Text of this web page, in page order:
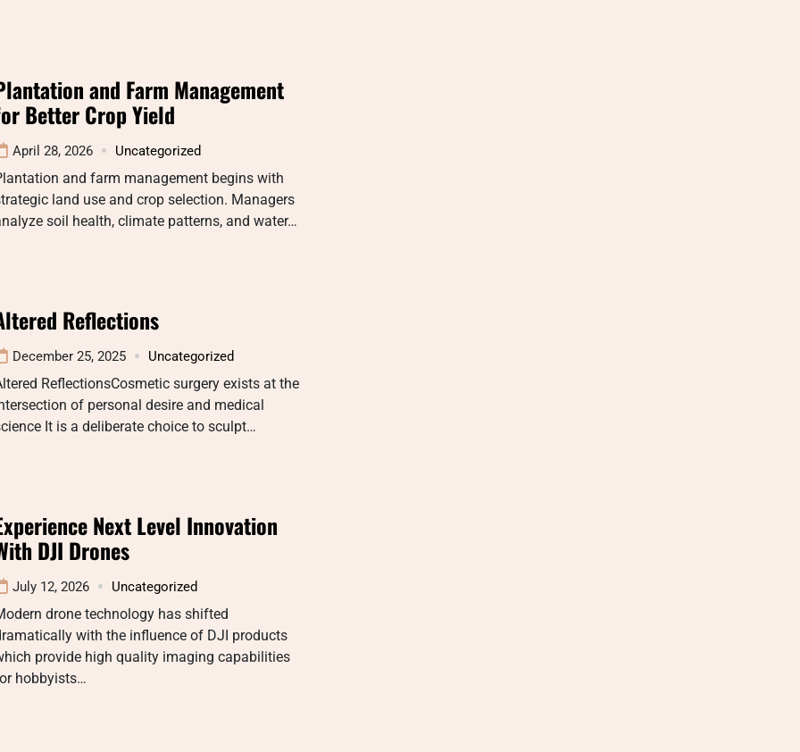
and Farm Management
Better Crop Yield
April 28, 2026 Uncategorized
and farm management begins with
land use and crop selection. Managers
soil health, climate patterns, and water…
Reflections
December 25, 2025 Uncategorized
ReflectionsCosmetic surgery exists at the
of personal desire and medical
It is a deliberate choice to sculpt…
Next Level Innovation
DJI Drones
July 12, 2026 Uncategorized
drone technology has shifted
with the influence of DJI products
provide high quality imaging capabilities
hobbyists…